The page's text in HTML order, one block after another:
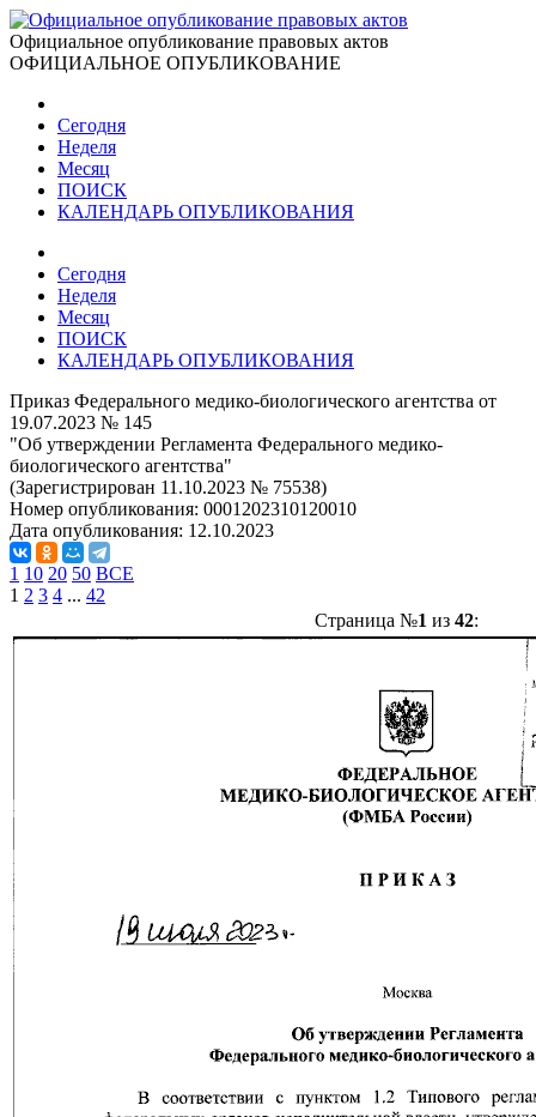
Официальное опубликование правовых актов
ОФИЦИАЛЬНОЕ ОПУБЛИКОВАНИЕ
Сегодня
Неделя
Месяц
ПОИСК
КАЛЕНДАРЬ ОПУБЛИКОВАНИЯ
Сегодня
Неделя
Месяц
ПОИСК
КАЛЕНДАРЬ ОПУБЛИКОВАНИЯ
Приказ Федерального медико-биологического агентства от
19.07.2023 № 145
"Об утверждении Регламента Федерального медико-
биологического агентства"
(Зарегистрирован 11.10.2023 № 75538)
Номер опубликования: 0001202310120010
Дата опубликования: 12.10.2023
1 10 20 50 ВСЕ
1 2 3 4 ... 42
Страница №1 из 42: